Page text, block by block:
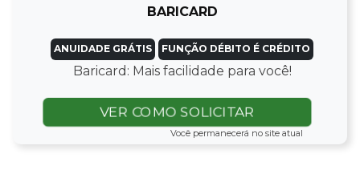
BARICARD
ANUIDADE GRÁTIS FUNÇÃO DÉBITO É CRÉDITO
Baricard: Mais facilidade para você!
VER COMO SOLICITAR
Você permanecerá no site atual